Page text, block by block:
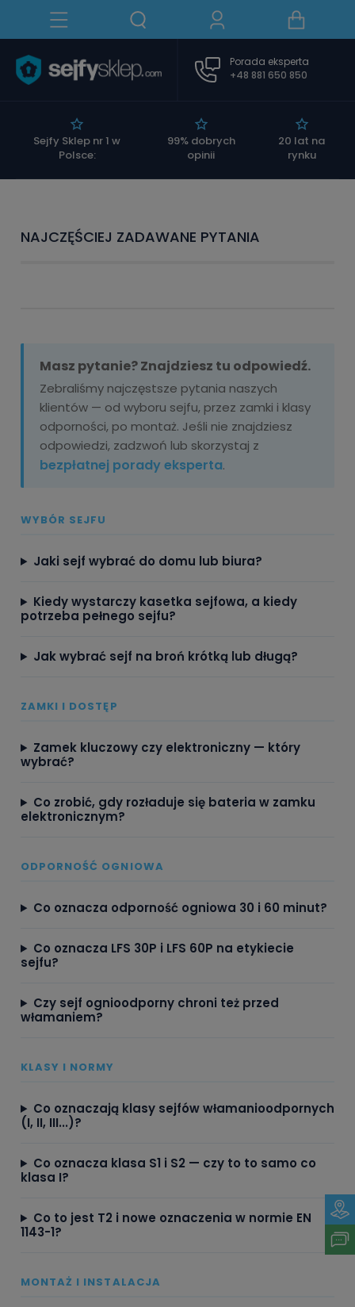
Sejfy Sklep nr 1 w
Polsce:
99% dobrych
opinii
20 lat na
rynku
Porada eksperta
+48 881 650 850
NAJCZĘŚCIEJ ZADAWANE PYTANIA
Masz pytanie? Znajdziesz tu odpowiedź.
Zebraliśmy najczęstsze pytania naszych
klientów — od wyboru sejfu, przez zamki i klasy
odporności, po montaż. Jeśli nie znajdziesz
odpowiedzi, zadzwoń lub skorzystaj z
bezpłatnej porady eksperta.
WYBÓR SEJFU
Jaki sejf wybrać do domu lub biura?
Kiedy wystarczy kasetka sejfowa, a kiedy
potrzeba pełnego sejfu?
Jak wybrać sejf na broń krótką lub długą?
ZAMKI I DOSTĘP
Zamek kluczowy czy elektroniczny — który
wybrać?
Co zrobić, gdy rozładuje się bateria w zamku
elektronicznym?
ODPORNOŚĆ OGNIOWA
Co oznacza odporność ogniowa 30 i 60 minut?
Co oznacza LFS 30P i LFS 60P na etykiecie
sejfu?
Czy sejf ognioodporny chroni też przed
włamaniem?
KLASY I NORMY
Co oznaczają klasy sejfów włamanioodpornych
(I, II, III...)?
Co oznacza klasa S1 i S2 — czy to to samo co
klasa I?
Co to jest T2 i nowe oznaczenia w normie EN
1143-1?
MONTAŻ I INSTALACJA